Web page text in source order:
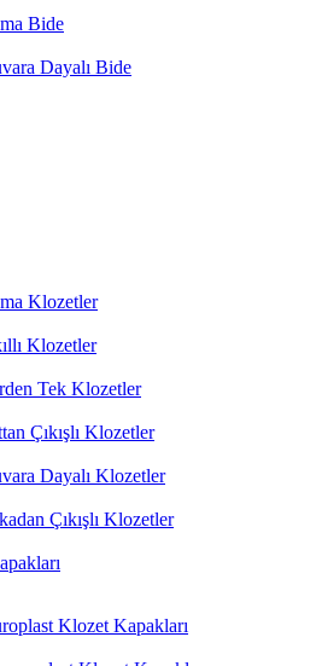
Bide
Dayalı Bide
Klozetler
Klozetler
Tek Klozetler
Çıkışlı Klozetler
Dayalı Klozetler
Çıkışlı Klozetler
Klozet Kapakları